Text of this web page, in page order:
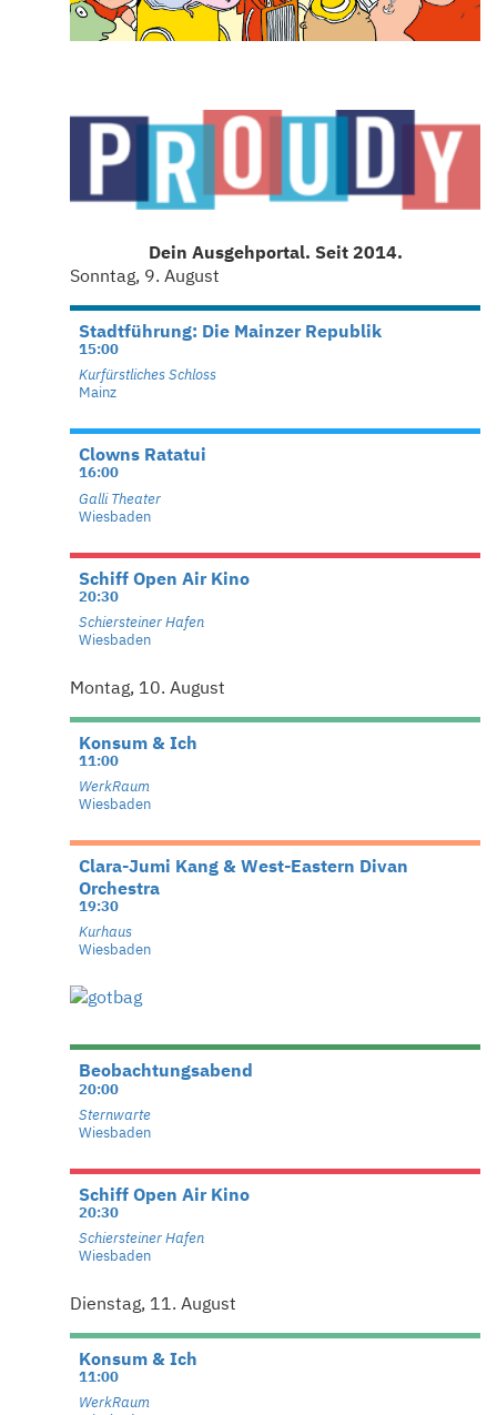
Dein Ausgehportal. Seit 2014.
Sonntag, 9. August
Stadtführung: Die Mainzer Republik
15:00
Kurfürstliches Schloss
Mainz
Clowns Ratatui
16:00
Galli Theater
Wiesbaden
Schiff Open Air Kino
20:30
Schiersteiner Hafen
Wiesbaden
Montag, 10. August
Konsum & Ich
11:00
WerkRaum
Wiesbaden
Clara-Jumi Kang & West-Eastern Divan
Orchestra
19:30
Kurhaus
Wiesbaden
Beobachtungsabend
20:00
Sternwarte
Wiesbaden
Schiff Open Air Kino
20:30
Schiersteiner Hafen
Wiesbaden
Dienstag, 11. August
Konsum & Ich
11:00
WerkRaum